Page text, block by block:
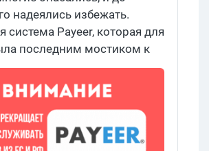
надеялись избежать.
система Payeer, которая для
последним мостиком к
сервисам, объявила о
работы с
из РФ и Европейского